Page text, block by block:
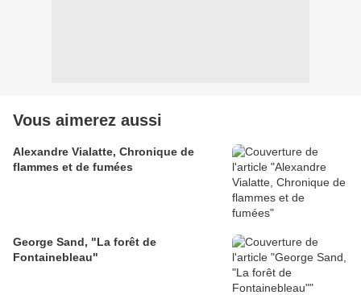
Vous aimerez aussi
Alexandre Vialatte, Chronique de
flammes et de fumées
George Sand, "La forêt de
Fontainebleau"